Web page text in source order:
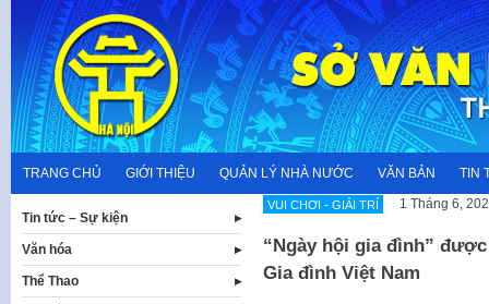
content
TRANG CHỦ GIỚI THIỆU QUẢN LÝ NHÀ NƯỚC VĂN BẢN TIN
VUI CHƠI - GIẢI TRÍ 1 Tháng 6,
“Ngày hội gia đình”
Gia đình Việt Nam
Tin tức – Sự kiện
Văn hóa
Thể Thao